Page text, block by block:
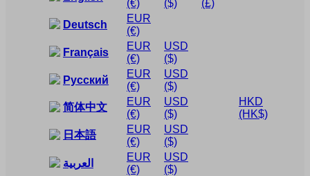
(€)
($)
(£)
Deutsch
EUR
(€)
Français
EUR
(€)
USD
($)
Русский
EUR
(€)
USD
($)
简体中文
EUR
(€)
USD
($)
HKD
(HK$)
日本語
EUR
(€)
USD
($)
العربية
EUR
(€)
USD
($)